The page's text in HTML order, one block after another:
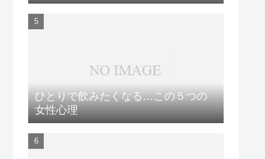
ひとりで飲みたくなる…この５つの
女性心理